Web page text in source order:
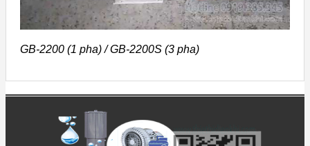
GB-2200 (1 pha) / GB-2200S (3 pha)